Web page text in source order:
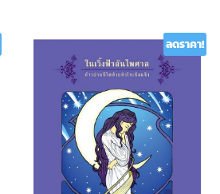
ลดราคา!